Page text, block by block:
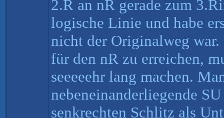
2.R an nR gerade zum
logische Linie und habe
nicht der Originalweg
für den nR zu erreichen,
seeeeehr lang machen.
nebeneinanderliegende
senkrechten Schlitz als